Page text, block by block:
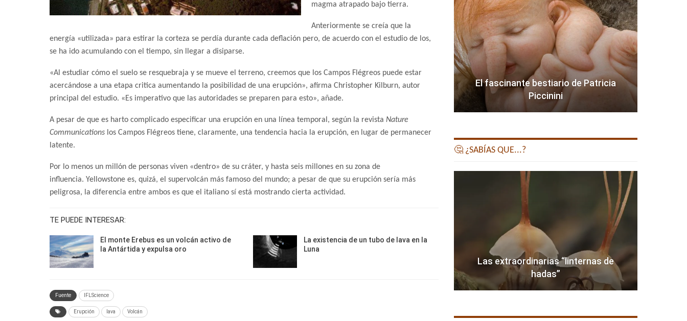
magma atrapado bajo tierra.
Anteriormente se creía que la
energía «utilizada» para estirar la corteza se perdía durante cada deflación pero, de acuerdo con el estudio de los,
se ha ido acumulando con el tiempo, sin llegar a disiparse.
«Al estudiar cómo el suelo se resquebraja y se mueve el terreno, creemos que los Campos Flégreos puede estar
acercándose a una etapa critica aumentando la posibilidad de una erupción», afirma Christopher Kilburn, autor
principal del estudio. «Es imperativo que las autoridades se preparen para esto», añade.
A pesar de que es harto complicado especificar una erupción en una línea temporal, según la revista Nature
Communications los Campos Flégreos tiene, claramente, una tendencia hacia la erupción, en lugar de permanecer
latente.
Por lo menos un millón de personas viven «dentro» de su cráter, y hasta seis millones en su zona de
influencia. Yellowstone es, quizá, el supervolcán más famoso del mundo; a pesar de que su erupción sería más
peligrosa, la diferencia entre ambos es que el italiano sí está mostrando cierta actividad.
TE PUEDE INTERESAR:
El monte Erebus es un volcán activo de
la Antártida y expulsa oro
La existencia de un tubo de lava en la
Luna
Fuente IFLScience
Erupción lava Volcán
El fascinante bestiario de Patricia
Piccinini
🤔 ¿SABÍAS QUE...?
Las extraordinarias “linternas de
hadas”